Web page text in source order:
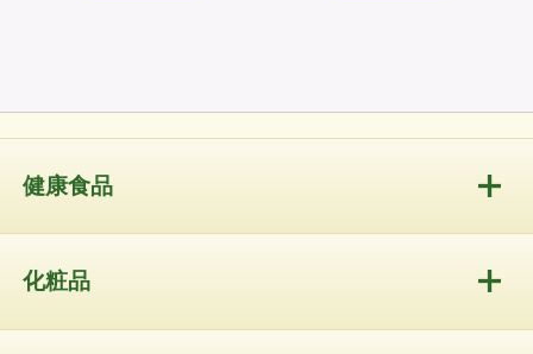
健康食品
化粧品